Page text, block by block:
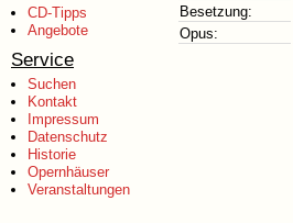
CD-Tipps
Angebote
Service
Suchen
Kontakt
Impressum
Datenschutz
Historie
Opernhäuser
Veranstaltungen
Besetzung:
Opus: